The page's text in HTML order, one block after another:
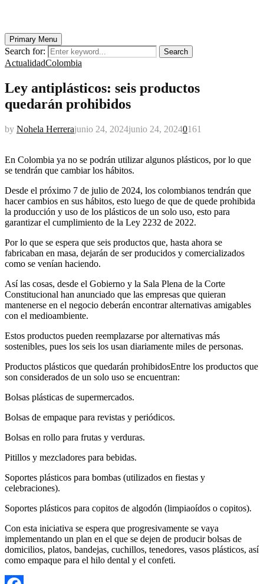
Primary Menu
Search for: Search
ActualidadColombia
Ley antiplásticos: seis productos
quedarán prohibidos
by Nohela Herrerajunio 24, 2024junio 24, 20240161
En Colombia ya no se podrán utilizar algunos plásticos, por lo que
se tendrán que cambiar los hábitos.
Desde el próximo 7 de julio de 2024, los colombianos tendrán que
hacer cambios en sus hábitos, esto luego de que de quede prohibida
la producción y uso de los plásticos de un solo uso, esto para
garantizar el cumplimiento de la Ley 2232 de 2022.
Por lo que se espera que seis productos que, hasta ahora se
fabricaban en masa, dejarán de ser producidos y comercializados
como se venían haciendo.
Así las cosas, desde el Gobierno y la Sala Plena de la Corte
Constitucional han anunciado que las empresas que quieran
mantenerse en el negocio deberán encontrar alternativas amigables
con el medioambiente.
Estos productos pueden reemplazarse por alternativas más
sostenibles, pues los seis los usan diariamente miles de personas.
Productos plásticos que quedarán prohibidosEntre los productos que
son considerados de un solo uso se encuentran:
Bolsas plásticas de supermercados.
Bolsas de empaque para revistas y periódicos.
Bolsas en rollo para frutas y verduras.
Pitillos y mezcladores para bebidas.
Soportes plásticos para bombas (utilizados en fiestas y
celebraciones).
Soportes plásticos para copitos de algodón (limpiaoídos o copitos).
Con esta iniciativa se espera que progresivamente se vaya
implementando un plan en el que se dejen de producir bolsas de
domicilios, platos, bandejas, cuchillos, tenedores, vasos plásticos, así
como empaque para el hilo dental y el confeti.